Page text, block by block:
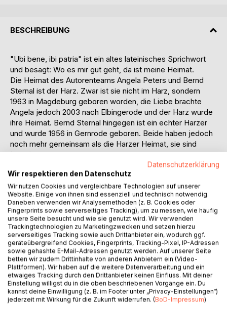
BESCHREIBUNG
"Ubi bene, ibi patria" ist ein altes lateinisches Sprichwort
und besagt: Wo es mir gut geht, da ist meine Heimat.
Die Heimat des Autorenteams Angela Peters und Bernd
Sternal ist der Harz. Zwar ist sie nicht im Harz, sondern
1963 in Magdeburg geboren worden, die Liebe brachte
Angela jedoch 2003 nach Elbingerode und der Harz wurde
ihre Heimat. Bernd Sternal hingegen ist ein echter Harzer
und wurde 1956 in Gernrode geboren. Beide haben jedoch
noch mehr gemeinsam als die Harzer Heimat, sie sind
Ingenieure.
Angela Peters absolvierte zudem von 1976 - 1989 im
Abendstudium bei Prof. Wilhelm Paulke ein umfassendes
Studium im freien Zeichnen nach der Natur, figürlichen
Zeichnen und Aktzeichnen. Nach ihrer Heirat und dem
Umzug nach Elbingerode verschrieb sie sich der
Kunstmalerei. Seit 2006 gibt sie jährlich einen
Kunstkalender mit Harzer Motiven heraus. Auf zahlreichen
Ausstellungen in der Harzregion hat sie ihre Werke bereits
präsentiert und sich dadurch einen Namen als
"Harzmalerin" gemacht.
Bernd Sternal war viele Jahre als Ingenieur in
Managementfunktionen tätig, seit 1990 ist er Unternehmer
und Freiberufler. Zunächst war er im technischen Bereich
kreativ tätig und erwarb zahlreiche Patente und andere
Datenschutzerklärung
Wir respektieren den Datenschutz
Wir nutzen Cookies und vergleichbare Technologien auf unserer
Website. Einige von ihnen sind essenziell und technisch notwendig.
Daneben verwenden wir Analysemethoden (z. B. Cookies oder
Fingerprints sowie serverseitiges Tracking), um zu messen, wie häufig
unsere Seite besucht und wie sie genutzt wird. Wir verwenden
Trackingtechnologien zu Marketingzwecken und setzen hierzu
serverseitiges Tracking sowie auch Drittanbieter ein, wodurch ggf.
geräteübergreifend Cookies, Fingerprints, Tracking-Pixel, IP-Adressen
sowie gehashte E-Mail-Adressen genutzt werden. Auf unserer Seite
betten wir zudem Drittinhalte von anderen Anbietern ein (Video-
Plattformen). Wir haben auf die weitere Datenverarbeitung und ein
etwaiges Tracking durch den Drittanbieter keinen Einfluss. Mit deiner
Einstellung willigst du in die oben beschriebenen Vorgänge ein. Du
kannst deine Einwilligung (z. B. im Footer unter „Privacy-Einstellungen“)
jederzeit mit Wirkung für die Zukunft widerrufen. (BoD-Impressum)